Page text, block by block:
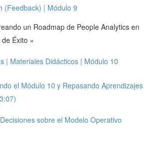
(Feedback) | Módulo 9
un Roadmap de People Analytics en
Éxito »
| Materiales Didácticos | Módulo 10
el Módulo 10 y Repasando Aprendizajes
sobre el Modelo Operativo